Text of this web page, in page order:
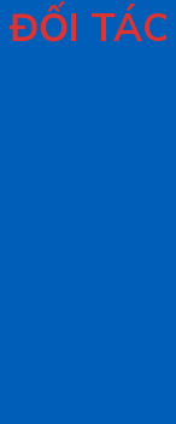
ĐỐI TÁC